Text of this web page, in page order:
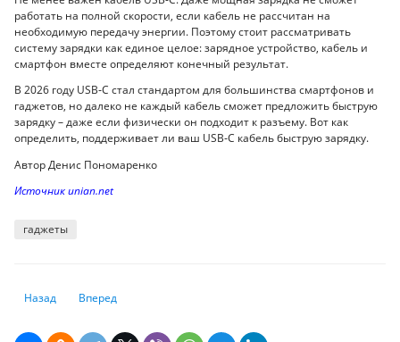
работать на полной скорости, если кабель не рассчитан на
необходимую передачу энергии. Поэтому стоит рассматривать
систему зарядки как единое целое: зарядное устройство, кабель и
смартфон вместе определяют конечный результат.
В 2026 году USB‑C стал стандартом для большинства смартфонов и
гаджетов, но далеко не каждый кабель сможет предложить быструю
зарядку – даже если физически он подходит к разъему. Вот как
определить, поддерживает ли ваш USB‑C кабель быструю зарядку.
Автор Денис Пономаренко
Источник unian.net
гаджеты
Предыдущий: Сколько электричества потребляет зарядка телефона,
Назад Следующий: Роботы придут - работу заберут: чего боится
Вперед